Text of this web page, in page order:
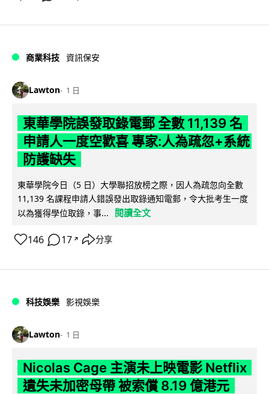
商業科技 資訊保安
Lawton 1 日
東華學院誤發取錄電郵 全數 11,139 名
申請人一度空歡喜 專家:人為疏忽+系統
防護缺失
東華學院今日（5 日）大學聯招放榜之際，因人為疏忽向全數
11,139 名課程申請人錯誤發出取錄通知電郵，令大批考生一度
以為獲得學位取錄，事...
閱讀全文
146 17 ↗ 分享
科技娛樂 影視娛樂
Lawton 1 日
Nicolas Cage 主演未上映電影 Netflix
遺失未加密母帶 被索償 8.19 億港元